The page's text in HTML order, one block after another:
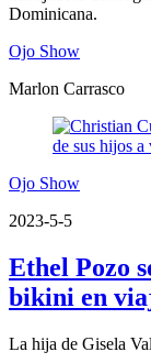
Dominicana.
Ojo Show
Marlon Carrasco
Ojo Show
2023-5-5
Ethel Pozo
bikini en
La hija de Gisela